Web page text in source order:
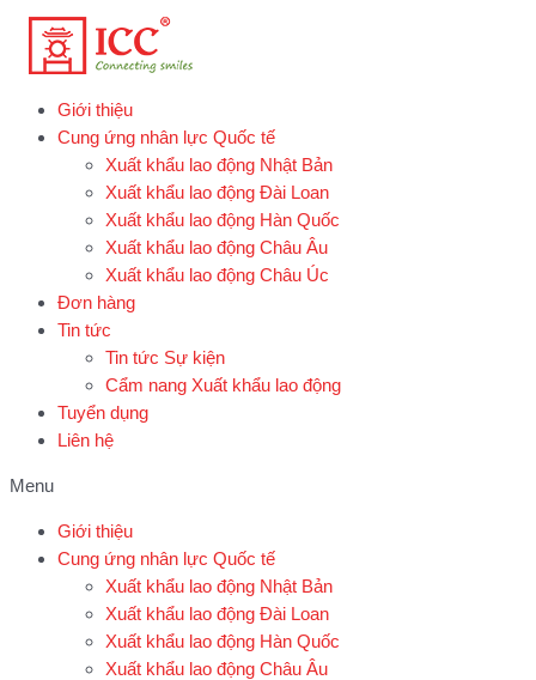
Skip
content
Giới thiệu
Cung ứng nhân lực Quốc tế
Xuất khẩu lao động Nhật Bản
Xuất khẩu lao động Đài Loan
Xuất khẩu lao động Hàn Quốc
Xuất khẩu lao động Châu Âu
Xuất khẩu lao động Châu Úc
Đơn hàng
Tin tức
Tin tức Sự kiện
Cẩm nang Xuất khẩu lao động
Tuyển dụng
Liên hệ
Menu
Giới thiệu
Cung ứng nhân lực Quốc tế
Xuất khẩu lao động Nhật Bản
Xuất khẩu lao động Đài Loan
Xuất khẩu lao động Hàn Quốc
Xuất khẩu lao động Châu Âu